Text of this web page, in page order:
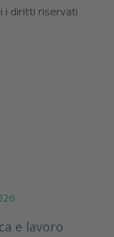
i diritti riservati
e lavoro